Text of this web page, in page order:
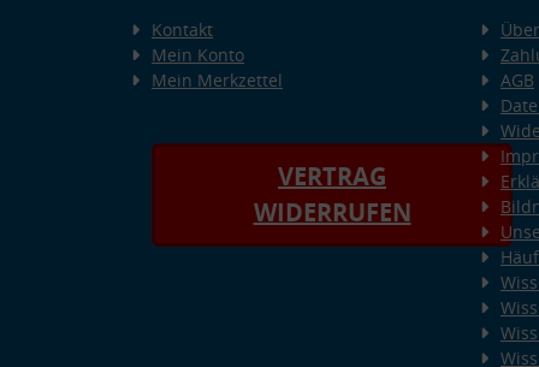
Kontakt
Mein Konto
Mein Merkzettel
VERTRAG
WIDERRUFEN
AGB